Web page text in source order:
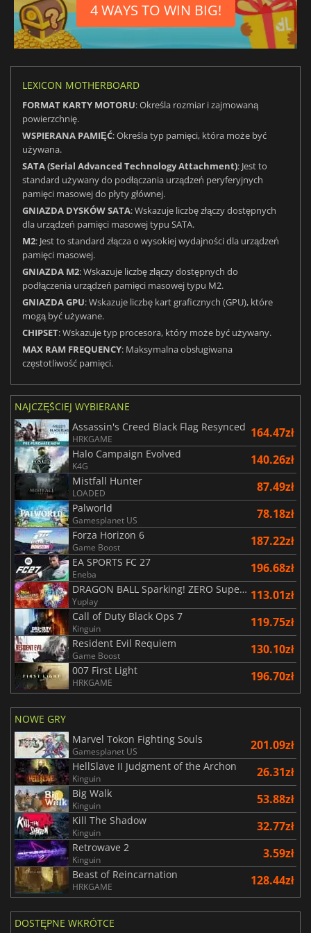
4 WAYS TO WIN BIG!
LEXICON MOTHERBOARD
FORMAT KARTY MOTORU: Określa rozmiar i zajmowaną
powierzchnię.
WSPIERANA PAMIĘĆ: Określa typ pamięci, która może być
używana.
SATA (Serial Advanced Technology Attachment): Jest to
standard używany do podłączania urządzeń peryferyjnych
pamięci masowej do płyty głównej.
GNIAZDA DYSKÓW SATA: Wskazuje liczbę złączy dostępnych
dla urządzeń pamięci masowej typu SATA.
M2: Jest to standard złącza o wysokiej wydajności dla urządzeń
pamięci masowej.
GNIAZDA M2: Wskazuje liczbę złączy dostępnych do
podłączenia urządzeń pamięci masowej typu M2.
GNIAZDA GPU: Wskazuje liczbę kart graficznych (GPU), które
mogą być używane.
CHIPSET: Wskazuje typ procesora, który może być używany.
MAX RAM FREQUENCY: Maksymalna obsługiwana
częstotliwość pamięci.
NAJCZĘŚCIEJ WYBIERANE
Assassin's Creed Black Flag Resynced
HRKGAME 164.47zł
Halo Campaign Evolved
K4G 140.26zł
Mistfall Hunter
LOADED 87.49zł
Palworld
Gamesplanet US 78.18zł
Forza Horizon 6
Game Boost 187.22zł
EA SPORTS FC 27
Eneba 196.68zł
DRAGON BALL Sparking! ZERO Super Limit Breaking NEO
Yuplay 113.01zł
Call of Duty Black Ops 7
Kinguin 119.75zł
Resident Evil Requiem
Game Boost 130.10zł
007 First Light
HRKGAME 196.70zł
NOWE GRY
Marvel Tokon Fighting Souls
Gamesplanet US 201.09zł
HellSlave II Judgment of the Archon
Kinguin 26.31zł
Big Walk
Kinguin 53.88zł
Kill The Shadow
Kinguin 32.77zł
Retrowave 2
Kinguin 3.59zł
Beast of Reincarnation
HRKGAME 128.44zł
DOSTĘPNE WKRÓTCE